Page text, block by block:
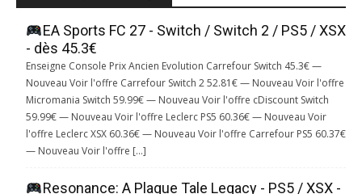
EA Sports FC 27 - Switch / Switch 2 / PS5 / XSX
- dès 45.3€
Enseigne Console Prix Ancien Evolution Carrefour Switch 45.3€ —
Nouveau Voir l'offre Carrefour Switch 2 52.81€ — Nouveau Voir l'offre
Micromania Switch 59.99€ — Nouveau Voir l'offre cDiscount Switch
59.99€ — Nouveau Voir l'offre Leclerc PS5 60.36€ — Nouveau Voir
l'offre Leclerc XSX 60.36€ — Nouveau Voir l'offre Carrefour PS5 60.37€
— Nouveau Voir l'offre […]
Resonance: A Plague Tale Legacy - PS5 / XSX -